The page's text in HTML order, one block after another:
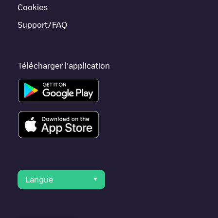
proches et se trouvent dans
Cookies
Support/FAQ
Télécharger l'application
Langue